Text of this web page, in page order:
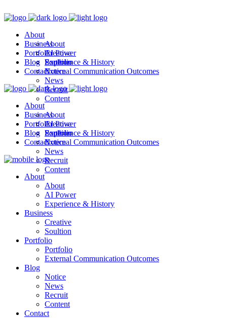
About
About
AI Power
Experience & History
Business
Creative
Soultion
Portfolio
Portfolio
External Communication Outcomes
Blog
Notice
News
Recruit
Content
Contact
About
About
AI Power
Experience & History
Business
Creative
Soultion
Portfolio
Portfolio
External Communication Outcomes
Blog
Notice
News
Recruit
Content
Contact
About
About
AI Power
Experience & History
Business
Creative
Soultion
Portfolio
Portfolio
External Communication Outcomes
Blog
Notice
News
Recruit
Content
Contact